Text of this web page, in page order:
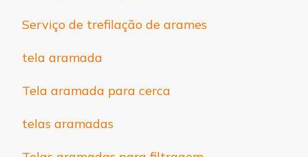
Serviço de trefilação de arames
tela aramada
Tela aramada para cerca
telas aramadas